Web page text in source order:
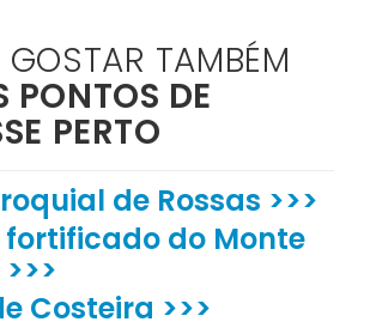
GOSTAR TAMBÉM
PONTOS DE
PERTO
de Rossas >>>
fortificado do Monte
Costeira >>>